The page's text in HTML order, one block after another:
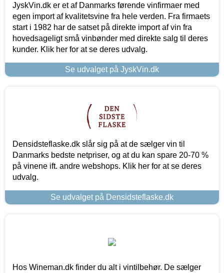
JyskVin.dk er et af Danmarks førende vinfirmaer med
egen import af kvalitetsvine fra hele verden. Fra firmaets
start i 1982 har de satset på direkte import af vin fra
hovedsageligt små vinbønder med direkte salg til deres
kunder. Klik her for at se deres udvalg.
Se udvalget på JyskVin.dk
Densidsteflaske.dk slår sig på at de sælger vin til
Danmarks bedste netpriser, og at du kan spare 20-70 %
på vinene ift. andre webshops. Klik her for at se deres
udvalg.
Se udvalget på Densidsteflaske.dk
Hos Wineman.dk finder du alt i vintilbehør. De sælger